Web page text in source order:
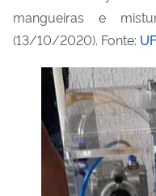
mangueiras e
(13/10/2020). Fonte: